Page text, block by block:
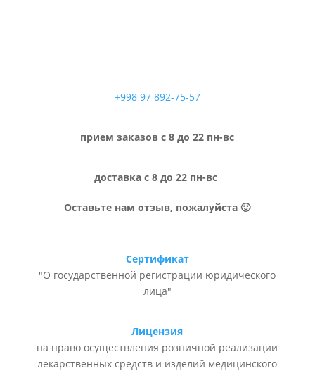
+998 97 892-75-57
прием заказов с 8 до 22 пн-вс
доставка с 8 до 22 пн-вс
Оставьте нам отзыв, пожалуйста 🙂
Сертификат
"О государственной регистрации юридического
лица"
Лицензия
на право осуществления розничной реализации
лекарственных средств и изделий медицинского